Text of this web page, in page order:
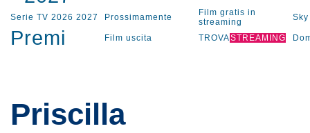
Serie TV 2026 2027 Prossimamente
Film gratis in
streaming
Sky
Premi Film uscita TROVASTREAMING
Priscilla